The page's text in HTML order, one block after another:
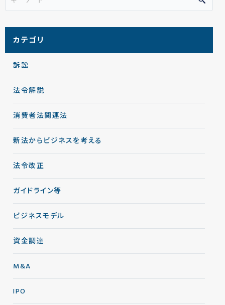
カテゴリ
訴訟
法令解説
消費者法関連法
新法からビジネスを考える
法令改正
ガイドライン等
ビジネスモデル
資金調達
M&A
IPO